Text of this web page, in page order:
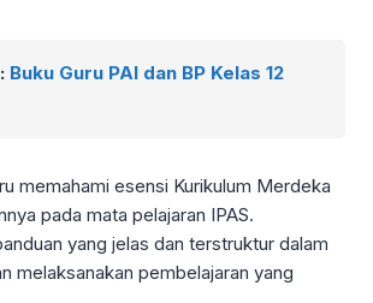
Buku Guru PAI dan BP Kelas 12
memahami esensi Kurikulum Merdeka
pada mata pelajaran IPAS.
yang jelas dan terstruktur dalam
melaksanakan pembelajaran yang